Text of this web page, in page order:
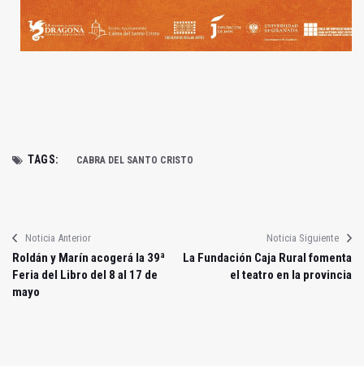
TAGS: CABRA DEL SANTO CRISTO
Noticia Anterior
Roldán y Marín acogerá la 39ª
Feria del Libro del 8 al 17 de
mayo
Noticia Siguiente
La Fundación Caja Rural fomenta
el teatro en la provincia